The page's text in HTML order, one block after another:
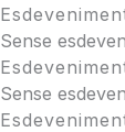
Sense
Sense